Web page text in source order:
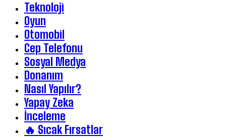
Teknoloji
Oyun
Otomobil
Cep Telefonu
Sosyal Medya
Donanım
Nasıl Yapılır?
Yapay Zeka
İnceleme
🔥 Sıcak Fırsatlar